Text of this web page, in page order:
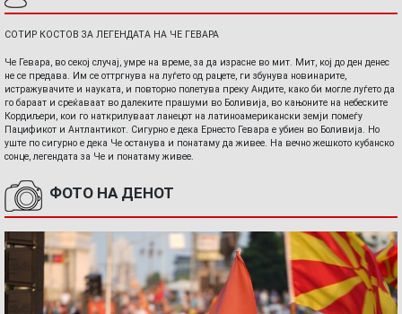
СОТИР КОСТОВ ЗА ЛЕГЕНДАТА НА ЧЕ ГЕВАРА
Че Гевара, во секој случај, умре на време, за да израсне во мит. Мит, кој до ден денес
не се предава. Им се оттргнува на луѓето од рацете, ги збунува новинарите,
истражувачите и науката, и повторно полетува преку Андите, како би могле луѓето да
го бараат и среќаваат во далеките прашуми во Боливија, во кањоните на небеските
Кордиљери, кои го наткрилуваат ланецот на латиноамерикански земји помеѓу
Пацификот и Антлантикот. Сигурно е дека Ернесто Гевара е убиен во Боливија. Но
уште по сигурно е дека Че останува и понатаму да живее. На вечно жешкото кубанско
сонце, легендата за Че и понатаму живее.
ФОТО НА ДЕНОТ